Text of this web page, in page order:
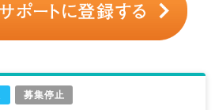
募集停止